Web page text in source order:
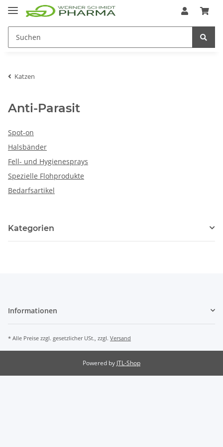
Katzen
Anti-Parasit
Spot-on
Halsbänder
Fell- und Hygienesprays
Spezielle Flohprodukte
Bedarfsartikel
Kategorien
Informationen
* Alle Preise zzgl. gesetzlicher USt., zzgl. Versand
Powered by JTL-Shop